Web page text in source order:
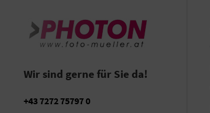
Wir sind gerne für Sie da!
+43 7272 75797 0